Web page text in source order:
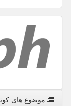
موضوع های